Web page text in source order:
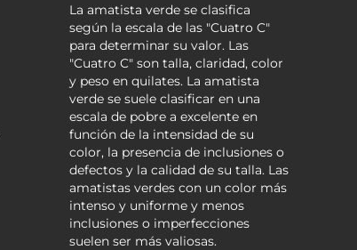
La amatista verde se clasifica
según la escala de las "Cuatro C"
para determinar su valor. Las
"Cuatro C" son talla, claridad, color
y peso en quilates. La amatista
verde se suele clasificar en una
escala de pobre a excelente en
función de la intensidad de su
color, la presencia de inclusiones o
defectos y la calidad de su talla. Las
amatistas verdes con un color más
intenso y uniforme y menos
inclusiones o imperfecciones
suelen ser más valiosas.